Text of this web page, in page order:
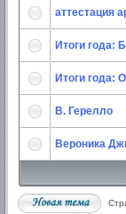
аттестация
Итоги года:
Итоги года:
В. Герелло
Вероника